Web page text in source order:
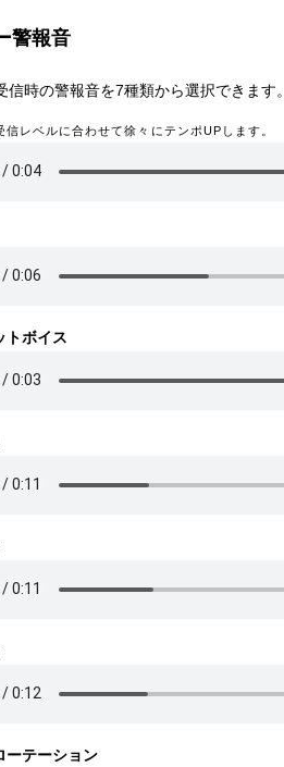
警報音
信時の警報音を7種類から選択できます。
レベルに合わせて徐々にテンポUPします。
トボイス
ーテーション